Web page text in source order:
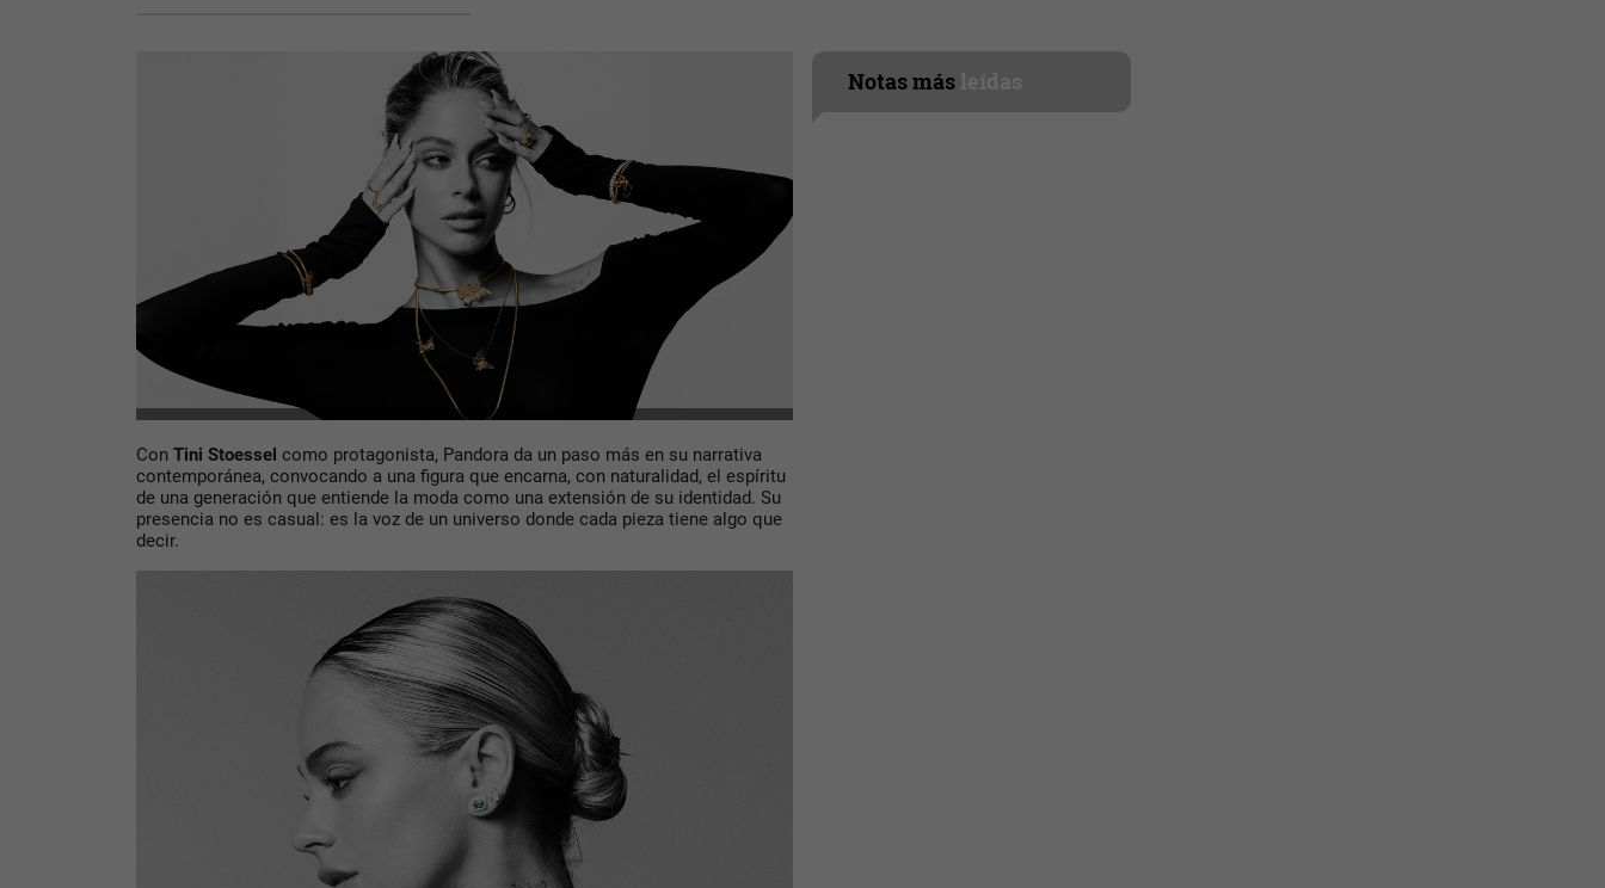
Con Tini Stoessel como protagonista, Pandora da un paso más en su narrativa
contemporánea, convocando a una figura que encarna, con naturalidad, el espíritu
de una generación que entiende la moda como una extensión de su identidad. Su
presencia no es casual: es la voz de un universo donde cada pieza tiene algo que
decir.
Notas más